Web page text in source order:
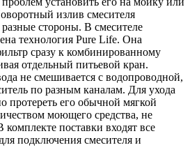
излив смесителя
разные стороны. В смесителе
технология Pure Life. Она
сразу к комбинированному
отдельный питьевой кран.
не смешивается с водопроводной,
по разным каналам. Для ухода
протереть его обычной мягкой
моющего средства, не
поставки входят все
подключения смесителя и